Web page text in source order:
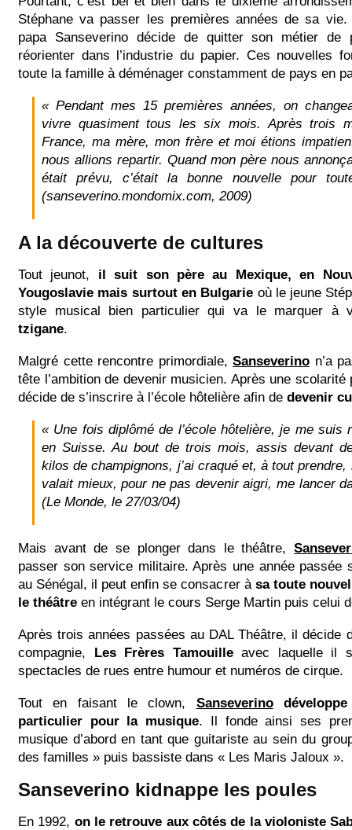
Stéphane va passer les premières années de sa vie.
papa Sanseverino décide de quitter son métier de
réorienter dans l’industrie du papier. Ces nouvelles
toute la famille à déménager constamment de pays en
« Pendant mes 15 premières années, on
vivre quasiment tous les six mois. Après trois
France, ma mère, mon frère et moi étions
nous allions repartir. Quand mon père nous
était prévu, c’était la bonne nouvelle pour
(sanseverino.mondomix.com, 2009)
A la découverte de cultures
Tout jeunot, il suit son père au Mexique, en
Yougoslavie mais surtout en Bulgarie où le jeune
style musical bien particulier qui va le marquer
tzigane.
Malgré cette rencontre primordiale, Sanseverino n’a
tête l’ambition de devenir musicien. Après une scolarité
décide de s’inscrire à l’école hôtelière afin de devenir
« Une fois diplômé de l’école hôtelière, je me suis
en Suisse. Au bout de trois mois, assis devant
kilos de champignons, j’ai craqué et, à tout prendre,
valait mieux, pour ne pas devenir aigri, me lancer
(Le Monde, le 27/03/04)
Mais avant de se plonger dans le théâtre,
passer son service militaire. Après une année passée
au Sénégal, il peut enfin se consacrer à sa toute
le théâtre en intégrant le cours Serge Martin puis celui
Après trois années passées au DAL Théâtre, il décide
compagnie, Les Frères Tamouilleavec laquelle il
spectacles de rues entre humour et numéros de cirque.
Tout en faisant le clown, Sanseverino
particulier pour la musique. Il fonde ainsi ses
musique d’abord en tant que guitariste au sein du
des familles » puis bassiste dans « Les Maris Jaloux ».
Sanseverino kidnappe les poules
En 1992, on le retrouve aux côtés de la violoniste